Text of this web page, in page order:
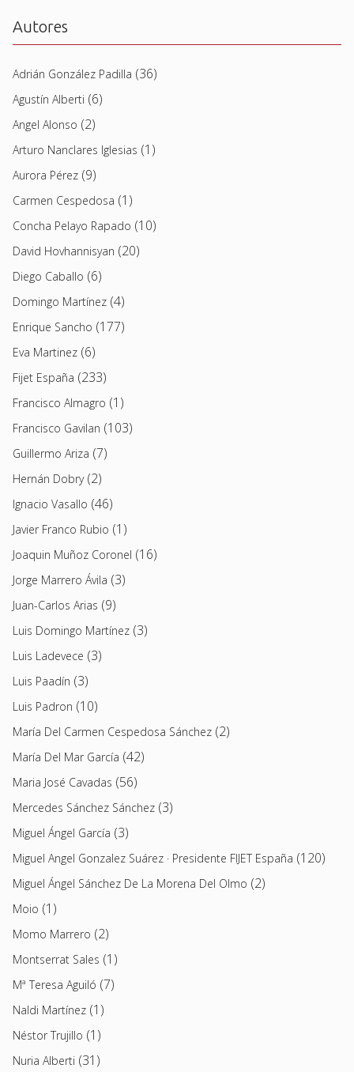
Autores
Adrián González Padilla (36)
Agustín Alberti (6)
Angel Alonso (2)
Arturo Nanclares Iglesias (1)
Aurora Pérez (9)
Carmen Cespedosa (1)
Concha Pelayo Rapado (10)
David Hovhannisyan (20)
Diego Caballo (6)
Domingo Martínez (4)
Enrique Sancho (177)
Eva Martinez (6)
Fijet España (233)
Francisco Almagro (1)
Francisco Gavilan (103)
Guillermo Ariza (7)
Hernán Dobry(2)
Ignacio Vasallo (46)
Javier Franco Rubio (1)
Joaquin Muñoz Coronel (16)
Jorge Marrero Ávila (3)
Juan-Carlos Arias (9)
Luis Domingo Martínez (3)
Luis Ladevece (3)
Luis Paadín (3)
Luis Padron (10)
María Del Carmen Cespedosa Sánchez (2)
María Del Mar García (42)
Maria José Cavadas (56)
Mercedes Sánchez Sánchez (3)
Miguel Ángel García (3)
Miguel Angel Gonzalez Suárez · Presidente FIJET España (120)
Miguel Ángel Sánchez De La Morena Del Olmo (2)
Moio (1)
Momo Marrero (2)
Montserrat Sales (1)
Mª Teresa Aguiló (7)
Naldi Martínez (1)
Néstor Trujillo (1)
Nuria Alberti (31)